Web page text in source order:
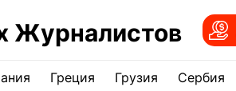
Журналистов
Греция Грузия Сербия